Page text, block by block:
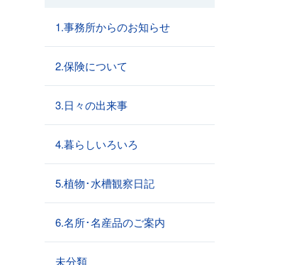
1.事務所からのお知らせ
2.保険について
3.日々の出来事
4.暮らしいろいろ
5.植物･水槽観察日記
6.名所･名産品のご案内
未分類